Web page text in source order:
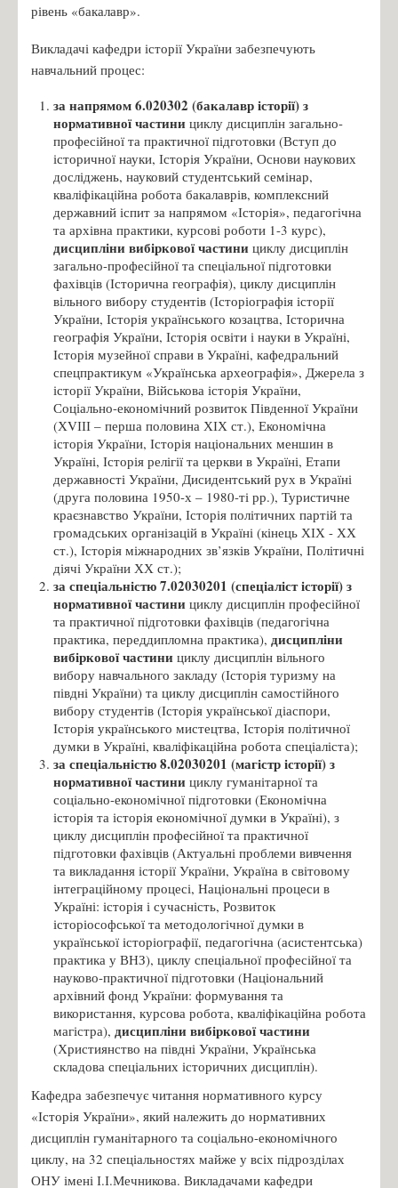
рівень «бакалавр».
Викладачі кафедри історії України забезпечують
навчальний процес:
за напрямом 6.020302 (бакалавр історії) з
нормативної частини циклу дисциплін загально-
професійної та практичної підготовки (Вступ до
історичної науки, Історія України, Основи наукових
досліджень, науковий студентський семінар,
кваліфікаційна робота бакалаврів, комплексний
державний іспит за напрямом «Історія», педагогічна
та архівна практики, курсові роботи 1-3 курс),
дисципліни вибіркової частини циклу дисциплін
загально-професійної та спеціальної підготовки
фахівців (Історична географія), циклу дисциплін
вільного вибору студентів (Історіографія історії
України, Історія українського козацтва, Історична
географія України, Історія освіти і науки в Україні,
Історія музейної справи в Україні, кафедральний
спецпрактикум «Українська археографія», Джерела з
історії України, Військова історія України,
Соціально-економічний розвиток Південної України
(ХVІІІ – перша половина ХІХ ст.), Економічна
історія України, Історія національних меншин в
Україні, Історія релігії та церкви в Україні, Етапи
державності України, Дисидентський рух в Україні
(друга половина 1950-х – 1980-ті рр.), Туристичне
краєзнавство України, Історія політичних партій та
громадських організацій в Україні (кінець ХІХ - ХХ
ст.), Історія міжнародних зв’язків України, Політичні
діячі України ХХ ст.);
за спеціальністю 7.02030201 (спеціаліст історії) з
нормативної частини циклу дисциплін професійної
та практичної підготовки фахівців (педагогічна
практика, переддипломна практика), дисципліни
вибіркової частини циклу дисциплін вільного
вибору навчального закладу (Історія туризму на
півдні України) та циклу дисциплін самостійного
вибору студентів (Історія української діаспори,
Історія українського мистецтва, Історія політичної
думки в Україні, кваліфікаційна робота спеціаліста);
за спеціальністю 8.02030201 (магістр історії) з
нормативної частини циклу гуманітарної та
соціально-економічної підготовки (Економічна
історія та історія економічної думки в Україні), з
циклу дисциплін професійної та практичної
підготовки фахівців (Актуальні проблеми вивчення
та викладання історії України, Україна в світовому
інтеграційному процесі, Національні процеси в
Україні: історія і сучасність, Розвиток
історіософської та методологічної думки в
української історіографії, педагогічна (асистентська)
практика у ВНЗ), циклу спеціальної професійної та
науково-практичної підготовки (Національний
архівний фонд України: формування та
використання, курсова робота, кваліфікаційна робота
магістра), дисципліни вибіркової частини
(Християнство на півдні України, Українська
складова спеціальних історичних дисциплін).
Кафедра забезпечує читання нормативного курсу
«Історія України», який належить до нормативних
дисциплін гуманітарного та соціально-економічного
циклу, на 32 спеціальностях майже у всіх підрозділах
ОНУ імені І.І.Мечникова. Викладачами кафедри